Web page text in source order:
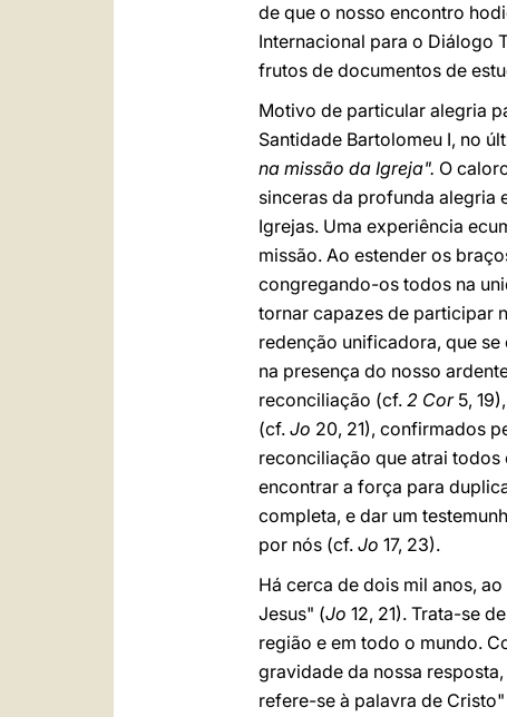
de que o nosso encontro
Internacional para o Diálogo
frutos de documentos de
Motivo de particular alegria
Santidade Bartolomeu I, no
na missão da Igreja". O
sinceras da profunda alegria
Igrejas. Uma experiência
missão. Ao estender os
congregando-os todos na
tornar capazes de participar
redenção unificadora, que
na presença do nosso
reconciliação (cf. 2 Cor 5,
(cf. Jo 20, 21), confirmados
reconciliação que atrai todos
encontrar a força para
completa, e dar um
por nós (cf. Jo 17, 23).
Há cerca de dois mil anos,
Jesus" (Jo 12, 21). Trata-se
região e em todo o mundo.
gravidade da nossa
refere-se à palavra de Cristo"